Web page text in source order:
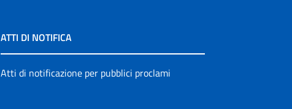
ATTI DI NOTIFICA
Atti di notificazione per pubblici proclami